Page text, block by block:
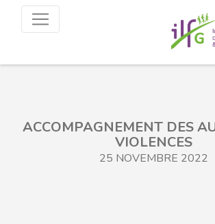
ACCOMPAGNEMENT DES
VIOLENCES
25 NOVEMBRE 2022